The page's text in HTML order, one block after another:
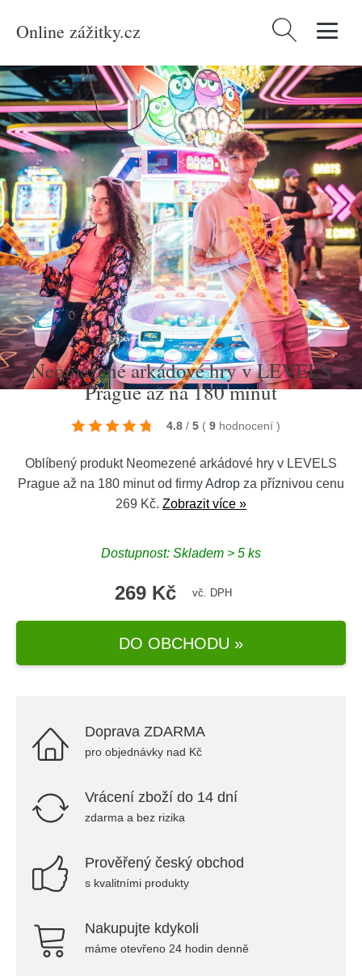
Online zážitky.cz Vyhledávání
Domů/Produkty/Zážitky/Netradiční/Neomezené arkádové hry v
LEVELS Prague až na 180 minut
Neomezené arkádové hry v LEVELS
Prague až na 180 minut
4.8 / 5 ( 9 hodnocení )
Oblíbený produkt Neomezené arkádové hry v LEVELS
Prague až na 180 minut od firmyAdrop za příznivou cenu
269 Kč. Zobrazit více »
Dostupnost: Skladem > 5 ks
269 Kč vč. DPH
DO OBCHODU »
Doprava ZDARMA
pro objednávky nad Kč
Vrácení zboží do 14 dní
zdarma a bez rizika
Prověřený český obchod
s kvalitními produkty
Nakupujte kdykoli
máme otevřeno 24 hodin denně